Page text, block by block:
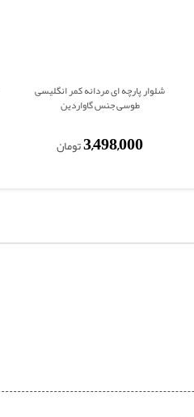
شلوار پارچه ای مردانه کمر انگلیسی
طوسی جنس گاواردین
3,498,000تومان